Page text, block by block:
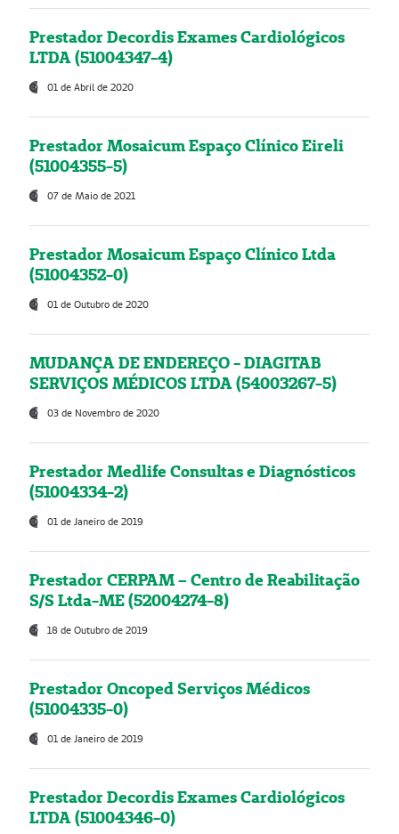
Prestador Decordis Exames Cardiológicos
LTDA (51004347-4)
01 de Abril de 2020
Prestador Mosaicum Espaço Clínico Eireli
(51004355-5)
07 de Maio de 2021
Prestador Mosaicum Espaço Clínico Ltda
(51004352-0)
01 de Outubro de 2020
MUDANÇA DE ENDEREÇO - DIAGITAB
SERVIÇOS MÉDICOS LTDA (54003267-5)
03 de Novembro de 2020
Prestador Medlife Consultas e Diagnósticos
(51004334-2)
01 de Janeiro de 2019
Prestador CERPAM – Centro de Reabilitação
S/S Ltda-ME (52004274-8)
18 de Outubro de 2019
Prestador Oncoped Serviços Médicos
(51004335-0)
01 de Janeiro de 2019
Prestador Decordis Exames Cardiológicos
LTDA (51004346-0)